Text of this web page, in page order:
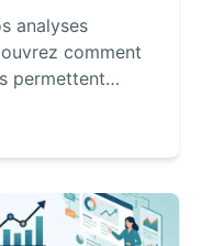
analyses
comment
permettent